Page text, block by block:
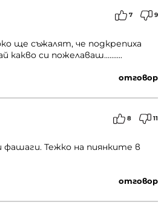
7 9
ще съжалят, че подкрепиха
какво си пожелаваш..........
отговор
8 11
фашаги. Тежко на пиянките в
отговор